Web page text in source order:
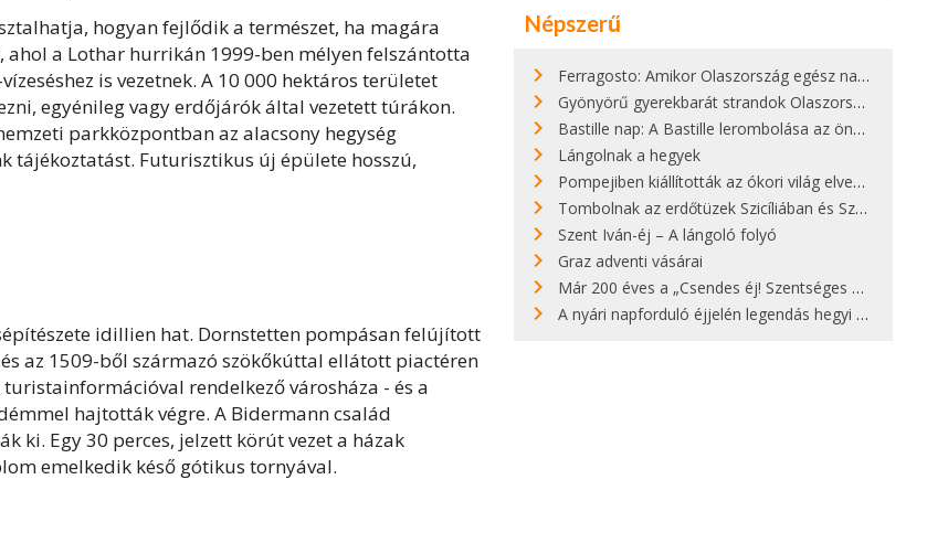
hogyan fejlődik a természet, ha magára
a Lothar hurrikán 1999-ben mélyen felszántotta
is vezetnek. A 10 000 hektáros területet
egyénileg vagy erdőjárók által vezetett túrákon.
parkközpontban az alacsony hegység
tájékoztatást. Futurisztikus új épülete hosszú,
idillien hat. Dornstetten pompásan felújított
az 1509-ből származó szökőkúttal ellátott piactéren
rendelkező városháza - és a
hajtották végre. A Bidermann család
ki. Egy 30 perces, jelzett körút vezet a házak
emelkedik késő gótikus tornyával.
Népszerű
Ferragosto: Amikor Olaszország egész nap nyaral
Gyönyörű gyerekbarát strandok Olaszországban - megmutatjuk a 15 legjobbat
Bastille nap: A Bastille lerombolása az önkényuralom végét jelentette
Lángolnak a hegyek
Pompejiben kiállították az ókori világ elveszett híres szobrának másolatát
Tombolnak az erdőtüzek Szicíliában és Szardínián
Szent Iván-éj – A lángoló folyó
Graz adventi vásárai
Már 200 éves a „Csendes éj! Szentséges éj!”
A nyári napforduló éjjelén legendás hegyi tüzek világítják meg Zugspitzét